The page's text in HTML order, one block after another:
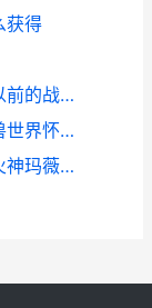
获得
魔兽TBC：曾经的稀有坐骑 魔兽世界以前的战役怎么做
魔兽世界怀旧服机械路霸如何获得 魔兽世界怀旧服直升
原神火神玛薇卡技能好不好说明 原神火神玛薇卡培养材料